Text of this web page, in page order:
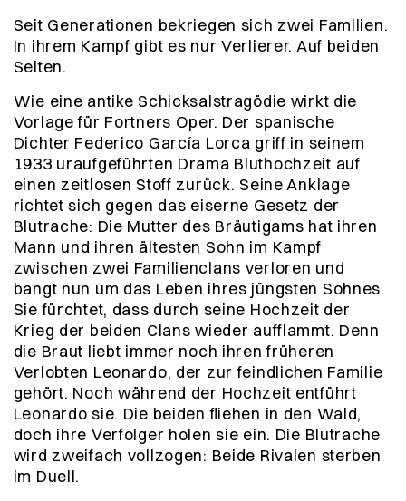
Seit Generationen bekriegen sich zwei Familien.
In ihrem Kampf gibt es nur Verlierer. Auf beiden
Seiten.
Wie eine antike Schicksalstragödie wirkt die
Vorlage für Fortners Oper. Der spanische
Dichter Federico García Lorca griff in seinem
1933 uraufgeführten Drama Bluthochzeit auf
einen zeitlosen Stoff zurück. Seine Anklage
richtet sich gegen das eiserne Gesetz der
Blutrache: Die Mutter des Bräutigams hat ihren
Mann und ihren ältesten Sohn im Kampf
zwischen zwei Familienclans verloren und
bangt nun um das Leben ihres jüngsten Sohnes.
Sie fürchtet, dass durch seine Hochzeit der
Krieg der beiden Clans wieder aufflammt. Denn
die Braut liebt immer noch ihren früheren
Verlobten Leonardo, der zur feindlichen Familie
gehört. Noch während der Hochzeit entführt
Leonardo sie. Die beiden ﬂiehen in den Wald,
doch ihre Verfolger holen sie ein. Die Blutrache
wird zweifach vollzogen: Beide Rivalen sterben
im Duell.